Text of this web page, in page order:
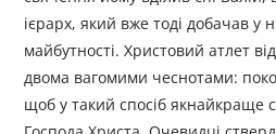
ієрарх, який вже тоді добачав у
майбутності. Христовий атлет
двома вагомими чеснотами:
щоб у такий спосіб якнайкраще